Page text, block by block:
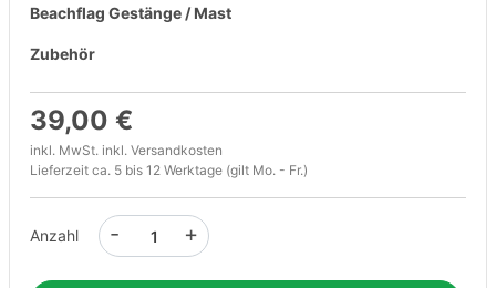
Beachflag Gestänge / Mast
Zubehör
39,00 €
inkl. MwSt. inkl. Versandkosten
Lieferzeit ca. 5 bis 12 Werktage (gilt Mo. - Fr.)
Anzahl +
-